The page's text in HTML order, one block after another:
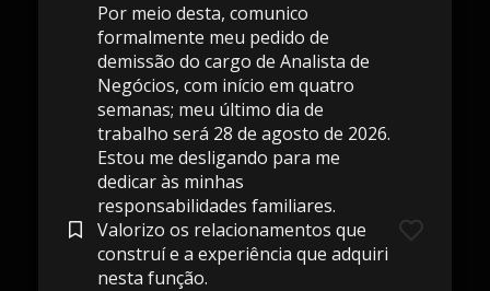
Por meio desta, comunico
formalmente meu pedido de
demissão do cargo de Analista de
Negócios, com início em quatro
semanas; meu último dia de
trabalho será 28 de agosto de 2026.
Estou me desligando para me
dedicar às minhas
responsabilidades familiares.
Valorizo ​​os relacionamentos que
construí e a experiência que adquiri
nesta função.